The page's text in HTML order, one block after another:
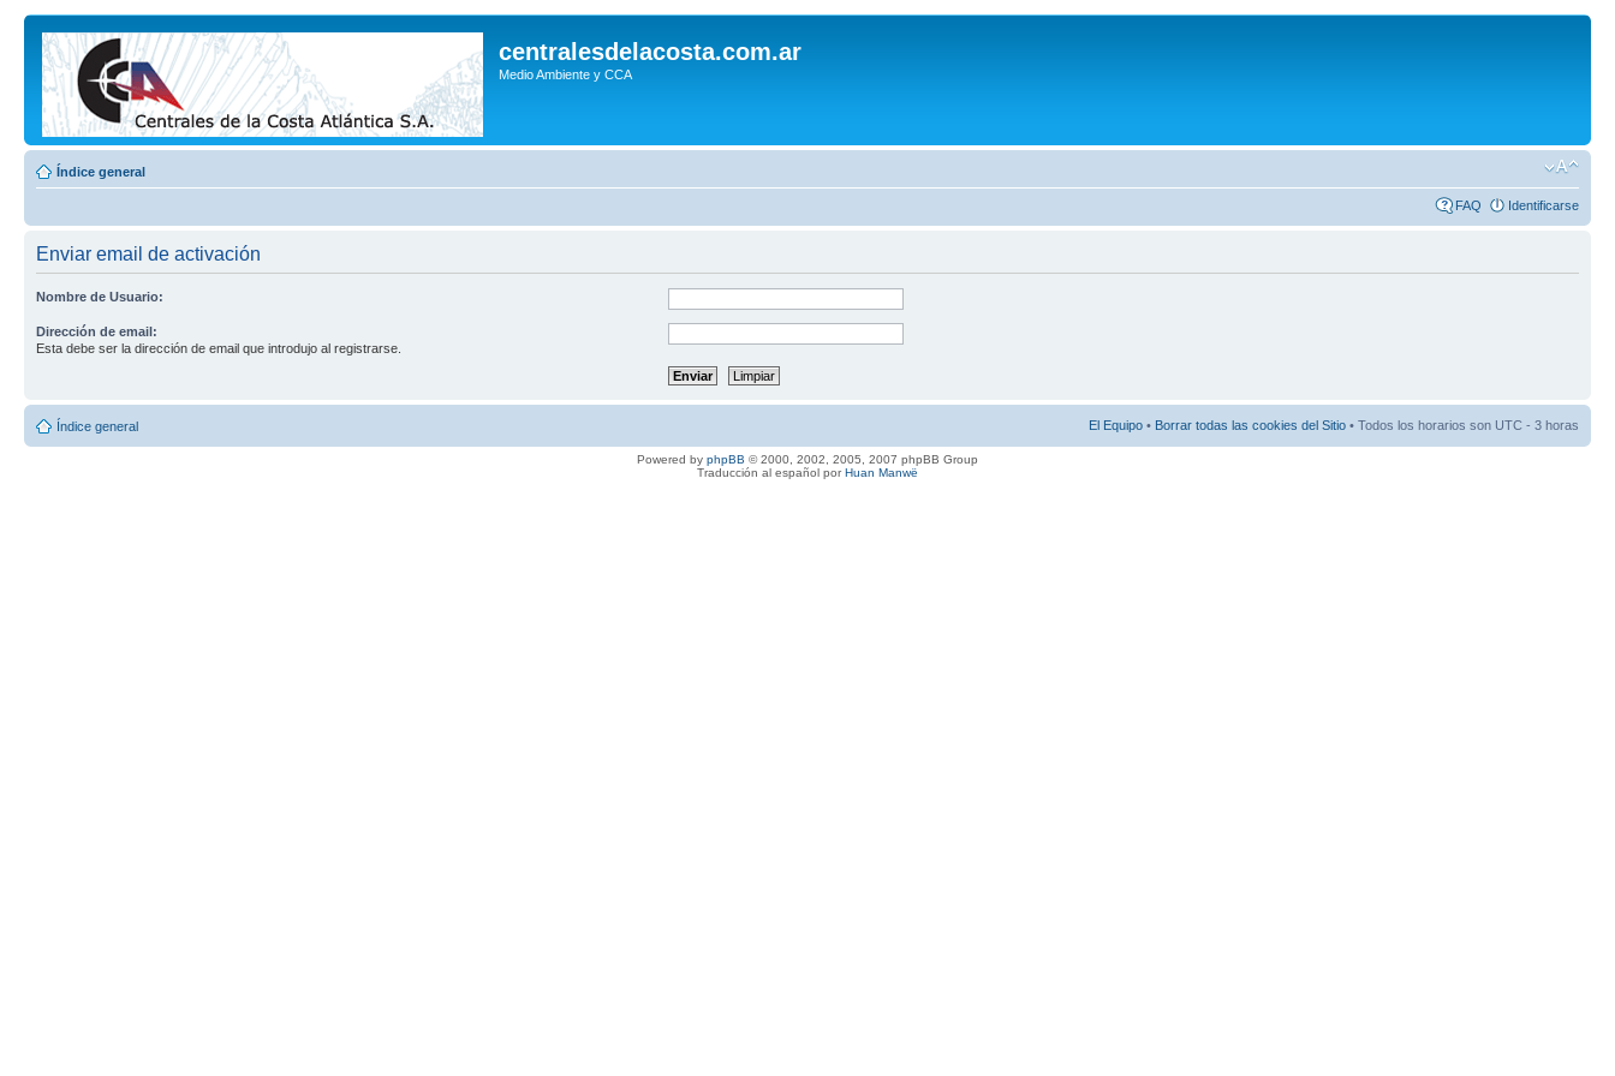
centralesdelacosta.com.ar
Medio Ambiente y CCA
Índice general
FAQ Identificarse
Enviar email de activación
Nombre de Usuario:
Dirección de email:
Esta debe ser la dirección de email que introdujo al registrarse.
Índice general El Equipo • Borrar todas las cookies del Sitio • Todos los horarios son UTC - 3 horas
Powered by phpBB © 2000, 2002, 2005, 2007 phpBB Group
Traducción al español porHuan Manwë